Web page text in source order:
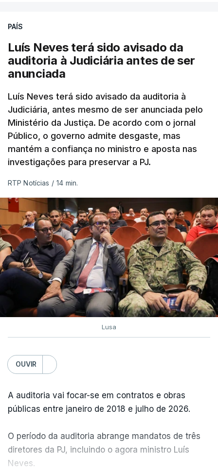
PAÍS
Luís Neves terá sido avisado da
auditoria à Judiciária antes de ser
anunciada
Luís Neves terá sido avisado da auditoria à
Judiciária, antes mesmo de ser anunciada pelo
Ministério da Justiça. De acordo com o jornal
Público, o governo admite desgaste, mas
mantém a confiança no ministro e aposta nas
investigações para preservar a PJ.
RTP Notícias / 14 min.
Lusa
OUVIR
A auditoria vai focar-se em contratos e obras
públicas entre janeiro de 2018 e julho de 2026.
O período da auditoria abrange mandatos de três
diretores da PJ, incluindo o agora ministro Luís
Neves.